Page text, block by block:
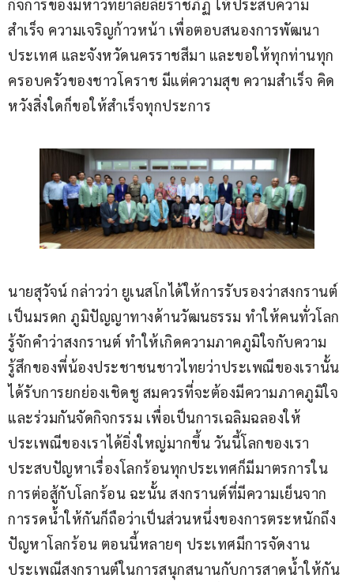
กิจการของมหาวิทยาลัยลัยราชภัฏ ให้ประสบความ
สําเร็จ ความเจริญก้าวหน้า เพื่อตอบสนองการพัฒนา
ประเทศ และจังหวัดนครราชสีมา และขอให้ทุกท่านทุก
ครอบครัวของชาวโคราช มีแต่ความสุข ความสําเร็จ คิด
หวังสิ่งใดก็ขอให้สำเร็จทุกประการ
นายสุวัจน์ กล่าวว่า ยูเนสโกได้ให้การรับรองว่าสงกรานต์
เป็นมรดก ภูมิปัญญาทางด้านวัฒนธรรม ทําให้คนทั่วโลก
รู้จักคําว่าสงกรานต์ ทําให้เกิดความภาคภูมิใจกับความ
รู้สึกของพี่น้องประชาชนชาวไทยว่าประเพณีของเรานั้น
ได้รับการยกย่องเชิดชู สมควรที่จะต้องมีความภาคภูมิใจ
และร่วมกันจัดกิจกรรม เพื่อเป็นการเฉลิมฉลองให้
ประเพณีของเราได้ยิ่งใหญ่มากขึ้น วันนี้โลกของเรา
ประสบปัญหาเรื่องโลกร้อนทุกประเทศก็มีมาตรการใน
การต่อสู้กับโลกร้อน ฉะนั้น สงกรานต์ที่มีความเย็นจาก
การรดน้ำให้กันก็ถือว่าเป็นส่วนหนึ่งของการตระหนักถึง
ปัญหาโลกร้อน ตอนนี้หลายๆ ประเทศมีการจัดงาน
ประเพณีสงกรานต์ในการสนุกสนานกับการสาดน้ำให้กัน